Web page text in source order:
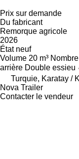
Prix sur demande
Du fabricant
Remorque agricole
2026
Étatneuf
Volume 20 m³
arrière Double essieu
Turquie, Karatay /
Nova Trailer
Contacter le vendeur